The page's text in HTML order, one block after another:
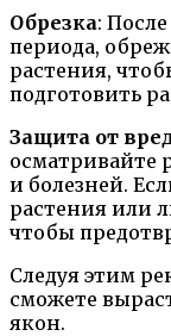
Обрезка:
периода,
растения,
подготовить
Защита от
осматривайте
и болезней.
растения или
чтобы
Следуя этим
сможете
якон.